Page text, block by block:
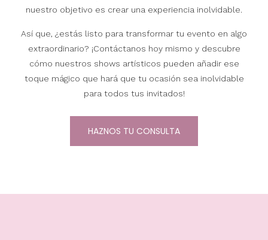
nuestro objetivo es crear una experiencia inolvidable.
Así que, ¿estás listo para transformar tu evento en algo
extraordinario? ¡Contáctanos hoy mismo y descubre
cómo nuestros shows artísticos pueden añadir ese
toque mágico que hará que tu ocasión sea inolvidable
para todos tus invitados!
HAZNOS TU CONSULTA